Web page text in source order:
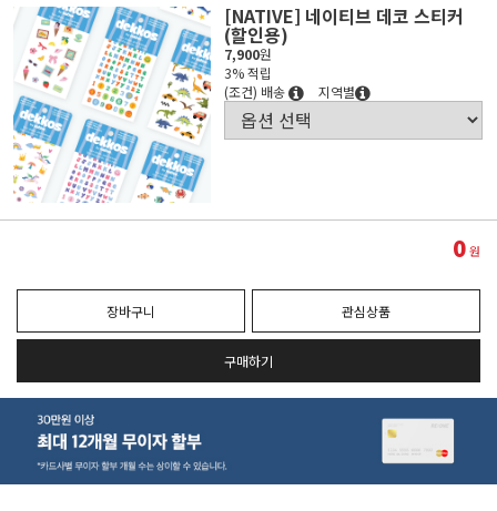
[NATIVE] 네이티브 데코 스티커
(할인용)
7,900원
3% 적립
(조건) 배송
지역별
0원
장바구니 관심상품
구매하기